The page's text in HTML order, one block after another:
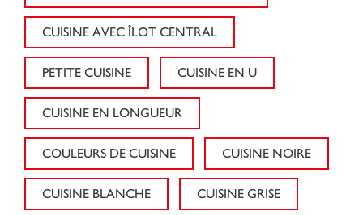
CUISINE AVEC ÎLOT CENTRAL
PETITE CUISINE CUISINE EN U
CUISINE EN LONGUEUR
COULEURS DE CUISINE CUISINE NOIRE
CUISINE BLANCHE CUISINE GRISE